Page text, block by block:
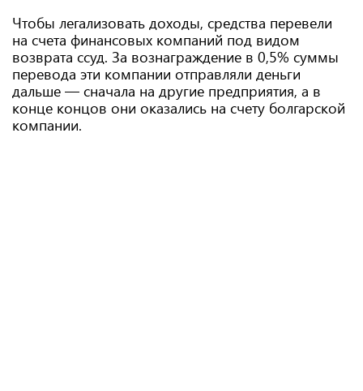
Чтобы легализовать доходы, средства перевели
на счета финансовых компаний под видом
возврата ссуд. За вознаграждение в 0,5% суммы
перевода эти компании отправляли деньги
дальше — сначала на другие предприятия, а в
конце концов они оказались на счету болгарской
компании.